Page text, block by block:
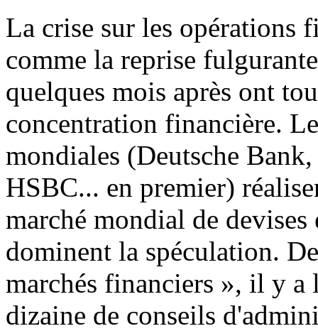
La crise sur les opérations
comme la reprise
quelques mois après ont
concentration financière.
mondiales (Deutsche
HSBC... en premier)
marché mondial de
dominent la spéculation.
marchés financiers », il y a
dizaine de conseils